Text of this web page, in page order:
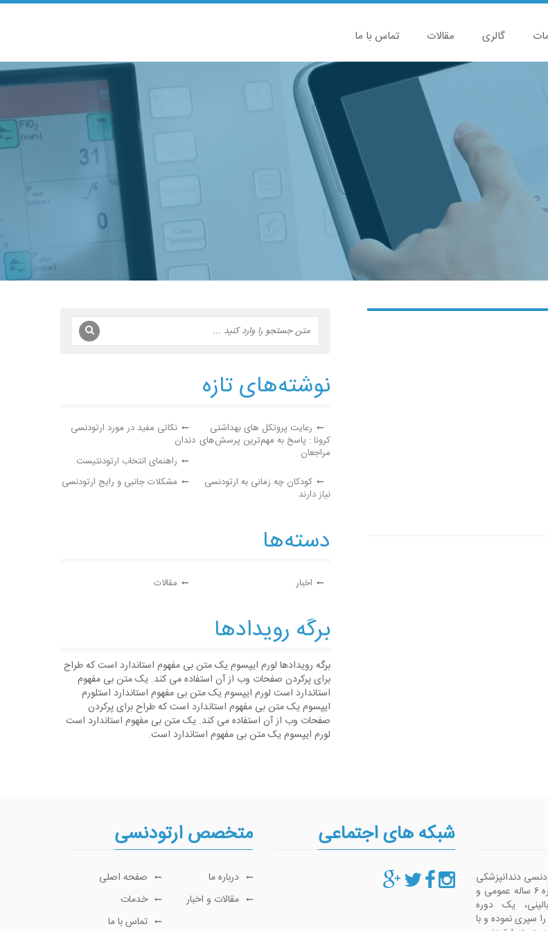
گالری مقالات تماس با ما
نوشته‌های تازه
رعایت پروتکل های بهداشتی
کرونا : پاسخ به مهم‌ترین پرسش‌های
مراجعان
نکاتی مفید در مورد ارتودنسی
دندان
راهنمای انتخاب ارتودنتیست
کودکان چه زمانی به ارتودنسی
نیاز دارند
مشکلات جانبی و رایج ارتودنسی
دسته‌ها
اخبار مقالات
برگه رویدادها
برگه رویدادها لورم ایپسوم یک متن بی مفهوم استاندارد است که طراح
برای پرکردن صفحات وب از آن استفاده می کند. یک متن بی مفهوم
استاندارد است لورم ایپسوم یک متن بی مفهوم استاندارد استلورم
ایپسوم یک متن بی مفهوم استاندارد است که طراح برای پرکردن
صفحات وب از آن استفاده می کند. یک متن بی مفهوم استاندارد است
لورم ایپسوم یک متن بی مفهوم استاندارد است.
متخصص ارتودنسی
صفحه اصلی
درباره ما
خدمات
مقالات و اخبار
تماس با ما
شبکه های اجتماعی
دندانپزشکی
است که پس از گذراندن دوره ۶ ساله عمومی و
یک دوره
سپری نموده و با